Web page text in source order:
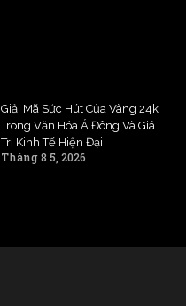
Giải Mã Sức Hút Của Vàng 24k
Trong Văn Hóa Á Đông Và Giá
Trị Kinh Tế Hiện Đại
Tháng 8 5, 2026